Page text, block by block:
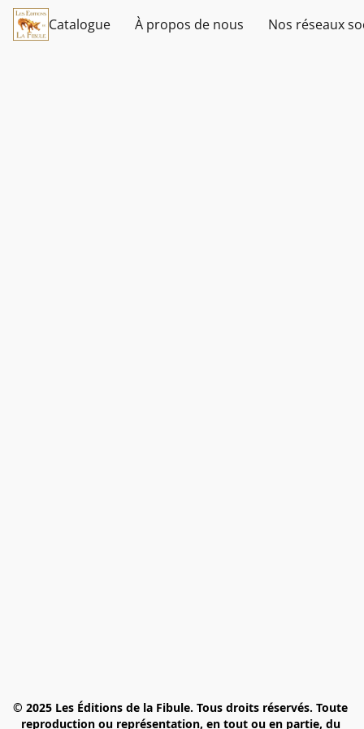
Catalogue À propos de nous Nos réseaux
© 2025 Les Éditions de la Fibule. Tous droits réservés. Toute
reproduction ou représentation, en tout ou en partie, du